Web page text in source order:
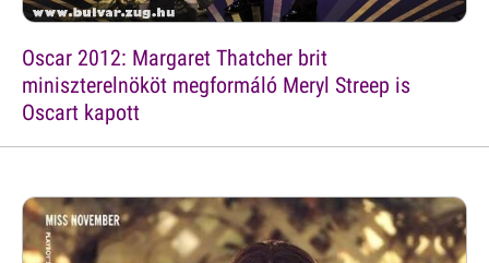
Oscar 2012: Margaret Thatcher brit
miniszterelnököt megformáló Meryl Streep is
Oscart kapott